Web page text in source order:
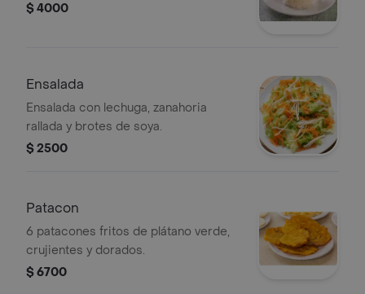
$ 4000
Ensalada
Ensalada con lechuga, zanahoria
rallada y brotes de soya.
$ 2500
Patacon
6 patacones fritos de plátano verde,
crujientes y dorados.
$ 6700